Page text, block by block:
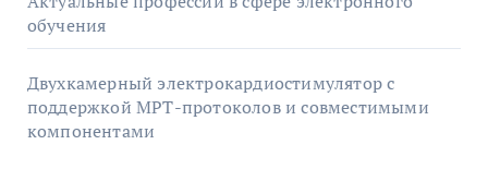
обучения
Двухкамерный электрокардиостимулятор с
поддержкой МРТ-протоколов и совместимыми
компонентами